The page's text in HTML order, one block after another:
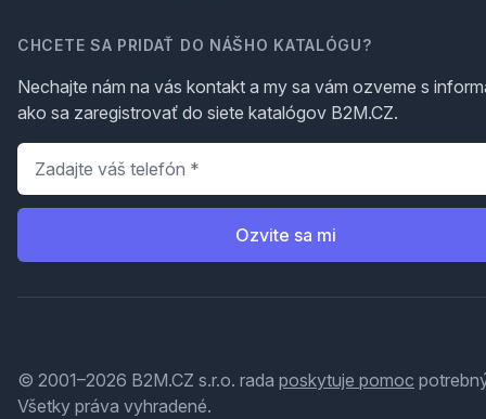
CHCETE SA PRIDAŤ DO NÁŠHO KATALÓGU?
Nechajte nám na vás kontakt a my sa vám ozveme s
ako sa zaregistrovať do siete katalógov B2M.CZ.
Telefón
Ozvite sa mi
© 2001–2026 B2M.CZ s.r.o. rada poskytuje pomoc
Všetky práva vyhradené.